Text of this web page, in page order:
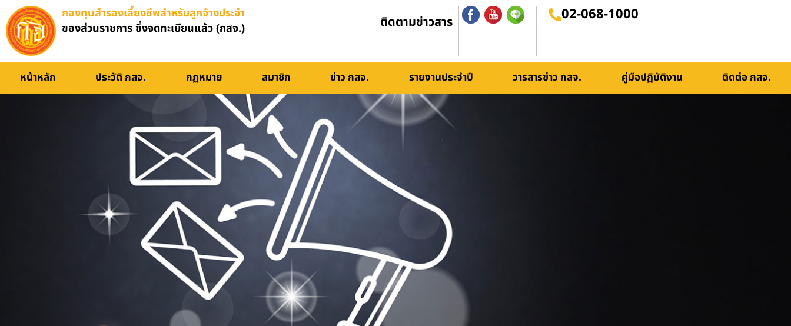
กองทุนสำรองเลี้ยงชีพสำหรับลูกจ้างประจำ
ของส่วนราชการ ซึ่งจดทะเบียนแล้ว (กสจ.)
ติดตามข่าวสาร 02-068-1000
หน้าหลัก ประวัติ กสจ. กฏหมาย สมาชิก ข่าว กสจ. รายงานประจำปี วารสารข่าว กสจ. คู่มือปฏิบัติงาน ติดต่อ กสจ.